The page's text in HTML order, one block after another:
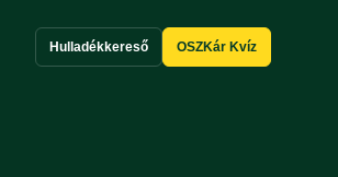
Hulladékkereső OSZKár Kvíz